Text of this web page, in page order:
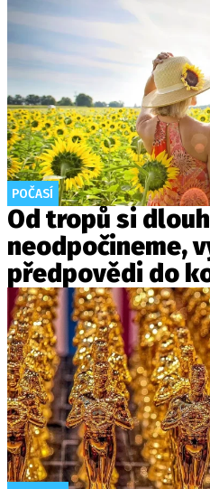
POČASÍ
Od tropů si
neodpočineme,
předpovědi do